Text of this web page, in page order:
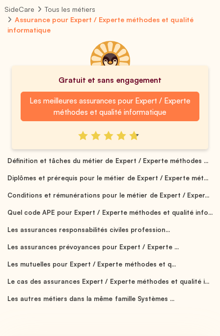
SideCare
Tous les métiers
Assurance pour Expert / Experte méthodes et qualité
informatique
Gratuit et sans engagement
Les meilleures assurances pour Expert / Experte
méthodes et qualité informatique
Définition et tâches du métier de Expert / Experte méthodes ...
Diplômes et prérequis pour le métier de Expert / Experte mét...
Conditions et rémunérations pour le métier de Expert / Exper...
Quel code APE pour Expert / Experte méthodes et qualité info...
Les assurances responsabilités civiles profession...
Les assurances prévoyances pour Expert / Experte ...
Les mutuelles pour Expert / Experte méthodes et q...
Le cas des assurances Expert / Experte méthodes et qualité i...
Les autres métiers dans la même famille Systèmes ...